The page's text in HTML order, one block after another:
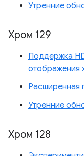
Утренние
Хром 129
Поддержка
отображения
Расширенная
Утренние
Хром 128